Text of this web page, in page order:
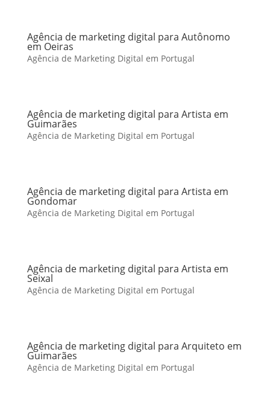
Agência de marketing digital para Autônomo
em Oeiras
Agência de Marketing Digital em Portugal
Agência de marketing digital para Artista em
Guimarães
Agência de Marketing Digital em Portugal
Agência de marketing digital para Artista em
Gondomar
Agência de Marketing Digital em Portugal
Agência de marketing digital para Artista em
Seixal
Agência de Marketing Digital em Portugal
Agência de marketing digital para Arquiteto em
Guimarães
Agência de Marketing Digital em Portugal